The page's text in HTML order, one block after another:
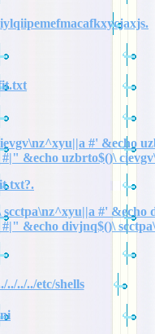
#' &echo
&echo uzbrto$()\
#' &echo
&echo divjnq$()\
../../../etc/shells